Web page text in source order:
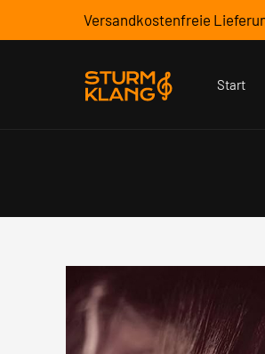
Versandkostenfreie
Start